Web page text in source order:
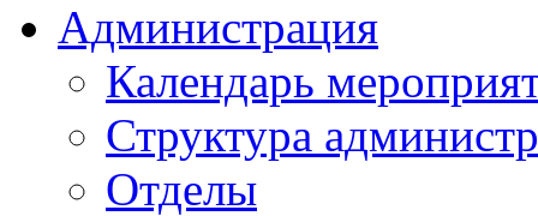
Администрация
Календарь
Структура
Отделы